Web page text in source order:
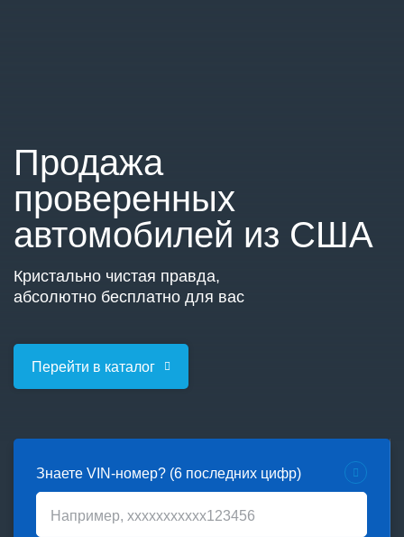
Продажа
проверенных
автомобилей из США
Кристально чистая правда,
абсолютно бесплатно для вас
Перейти в каталог
Знаете VIN-номер? (6 последних цифр)